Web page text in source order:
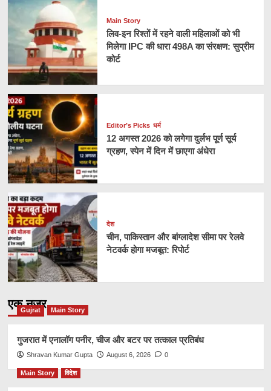
Main Story
लिव-इन रिश्तों में रहने वाली महिलाओं को भी
मिलेगा IPC की धारा 498A का संरक्षण: सुप्रीम
कोर्ट
Editor’s Picks धर्म
12 अगस्त 2026 को लगेगा दुर्लभ पूर्ण सूर्य
ग्रहण, स्पेन में दिन में छाएगा अंधेरा
देश
चीन, पाकिस्तान और बांग्लादेश सीमा पर रेलवे
नेटवर्क होगा मजबूत: रिपोर्ट
एक नज़र
Gujrat Main Story
गुजरात में एनालॉग पनीर, चीज और बटर पर तत्काल प्रतिबंध
Shravan Kumar Gupta August 6, 2026 0
Main Story विदेश